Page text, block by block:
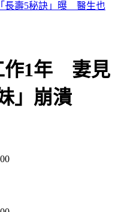
標普、那指「雙開高」
作1年 妻見
」崩潰